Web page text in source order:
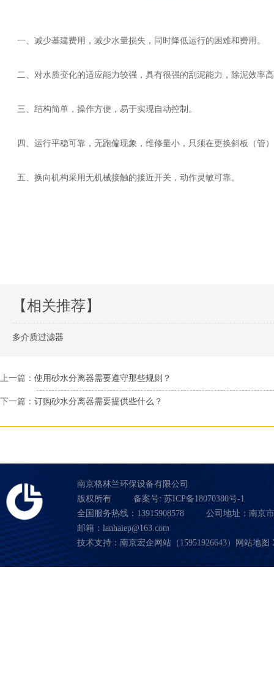
一、减少基建费用，减少水量损失，同时降低运行的困难和费用。
二、对水质变化的适应能力较强，具有很强的刮泥能力，除泥效率
三、结构简单，操作方便，易于实现自动控制。
四、运行平稳可靠，无跑偏现象，维修量小，只须在更换斜板（管
五、换向机构采用无机械接触的接近开关，动作灵敏可靠。
【相关推荐】
多介质过滤器
上一篇： 使用砂水分离器需要遵守那些规则？
下一篇： 订购砂水分离器需要提供些什么？
南京格林兰环保设备有限公司
版权所有
备案号: 苏ICP备18070380号-1
全国服务热线：13915908578
公司地址：南京
邮箱：lanhaiep@163.com
技术支持：南京宏企网站（15951926643）
网站地图